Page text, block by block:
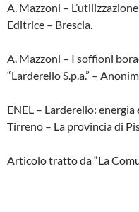
A. Mazzoni –
Editrice – Brescia.
A. Mazzoni – I soffioni
“Larderello S.p.a.” –
ENEL – Larderello:
Tirreno – La provincia di
Articolo tratto da “La